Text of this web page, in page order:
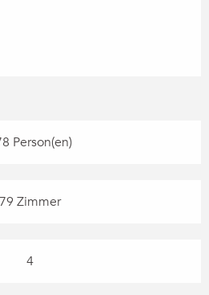
Person(en)
79 Zimmer
4